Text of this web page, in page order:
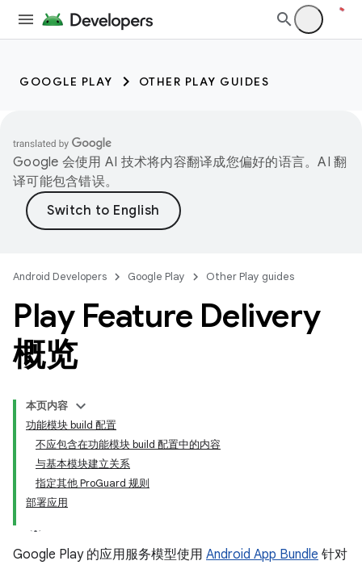
GOOGLE PLAY OTHER PLAY GUIDES
Google 会使用 AI 技术将内容翻译成您偏好的语言。AI 翻
译可能包含错误。
Android Developers Google Play Other Play guides
Play Feature Delivery
概览
本页内容
功能模块 build 配置
不应包含在功能模块 build 配置中的内容
与基本模块建立关系
指定其他 ProGuard 规则
部署应用
Google Play 的应用服务模型使用 Android App Bundle 针对